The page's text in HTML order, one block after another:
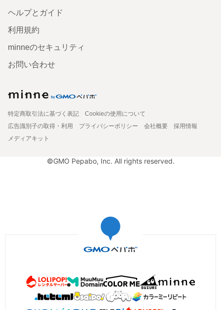
ヘルプとガイド
利用規約
minneのセキュリティ
お問い合わせ
特定商取引法に基づく表記
Cookieの使用について
広告識別子の取得・利用
プライバシーポリシー 会社概要
採用情報
メディアキット
©GMO Pepabo, Inc. All rights reserved.